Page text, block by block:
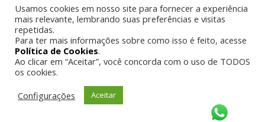
c) ANA – fornecer informações de interesse para proteção de recursos hídricos
que possam ser afetados por incidentes de poluição por óleo;
XIV – Ministério da Integração Nacional:
a) Secretaria Nacional de Defesa Civil:
Usamos cookies em nosso site para fornecer a experiência
mais relevante, lembrando suas preferências e visitas
repetidas.
Para ter mais informações sobre como isso é feito, acesse
Política de Cookies.
Ao clicar em “Aceitar”, você concorda com o uso de TODOS
os cookies.
Configurações
Aceitar